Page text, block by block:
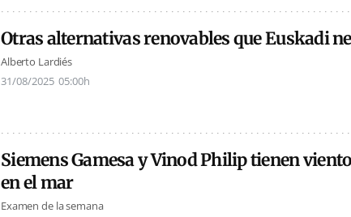
Otras alternativas renovables que Euskadi
Alberto Lardiés
31/08/2025 05:00h
Siemens Gamesa y Vinod Philip tienen
en el mar
Examen de la semana